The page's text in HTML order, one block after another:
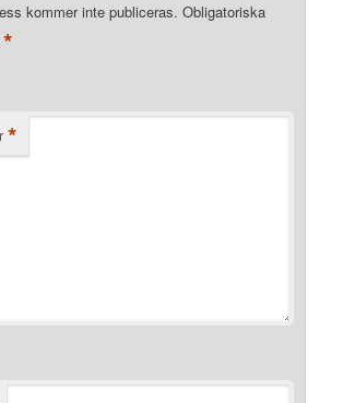
kommer inte publiceras. Obligatoriska
*
*